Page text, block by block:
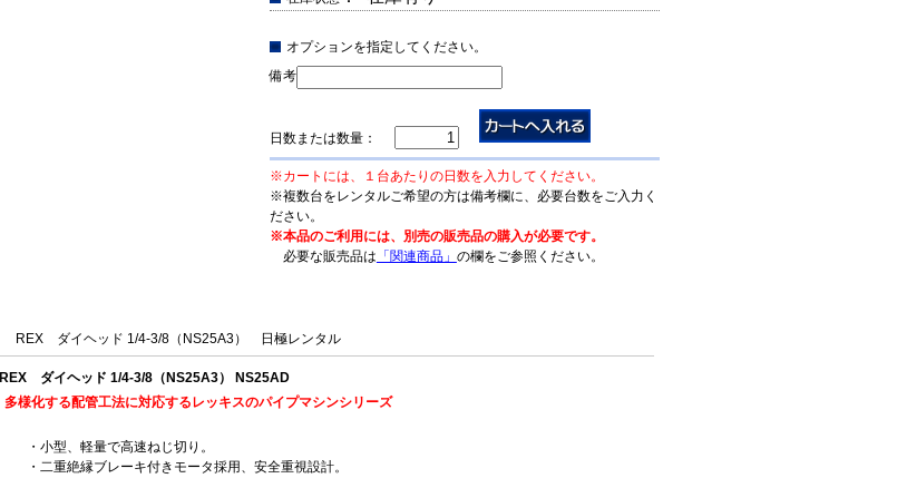
オプションを指定してください。
備考
日数または数量：
※カートには、１台あたりの日数を入力してください。
※複数台をレンタルご希望の方は備考欄に、必要台数をご入力く
ださい。
※本品のご利用には、別売の販売品の購入が必要です。
必要な販売品は 「関連商品」 の欄をご参照ください。
REX ダイヘッド 1/4-3/8（NS25A3） 日極レンタル
REX ダイヘッド 1/4-3/8（NS25A3） NS25AD
多様化する配管工法に対応するレッキスのパイプマシンシリーズ
・小型、軽量で高速ねじ切り。
・二重絶縁ブレーキ付きモータ採用、安全重視設計。